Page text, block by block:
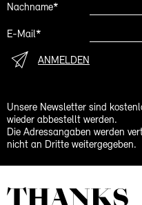
Nachname*
E-Mail*
ANMELDEN
Unsere Newsletter sind
wieder abbestellt werden.
Die Adressangaben werden
nicht an Dritte weitergegeben.